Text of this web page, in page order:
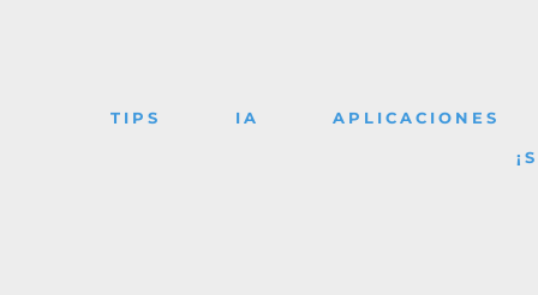
TIPS IA APLICACIONES